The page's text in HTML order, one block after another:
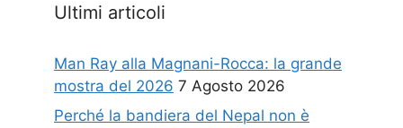
Ultimi articoli
Man Ray alla Magnani-Rocca: la grande
mostra del 2026 7 Agosto 2026
Perché la bandiera del Nepal non è